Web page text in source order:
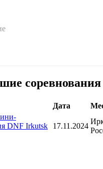
соревнования
Дата
DNF Irkutsk
17.11.2024